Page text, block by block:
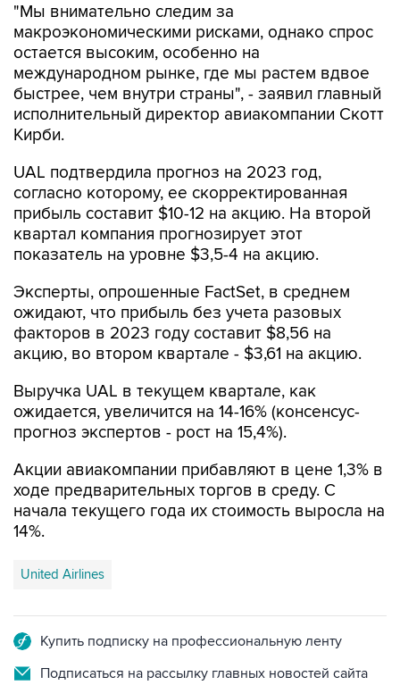
"Мы внимательно следим за
макроэкономическими рисками, однако спрос
остается высоким, особенно на
международном рынке, где мы растем вдвое
быстрее, чем внутри страны", - заявил главный
исполнительный директор авиакомпании Скотт
Кирби.
UAL подтвердила прогноз на 2023 год,
согласно которому, ее скорректированная
прибыль составит $10-12 на акцию. На второй
квартал компания прогнозирует этот
показатель на уровне $3,5-4 на акцию.
Эксперты, опрошенные FactSet, в среднем
ожидают, что прибыль без учета разовых
факторов в 2023 году составит $8,56 на
акцию, во втором квартале - $3,61 на акцию.
Выручка UAL в текущем квартале, как
ожидается, увеличится на 14-16% (консенсус-
прогноз экспертов - рост на 15,4%).
Акции авиакомпании прибавляют в цене 1,3% в
ходе предварительных торгов в среду. С
начала текущего года их стоимость выросла на
14%.
United Airlines
Купить подписку на профессиональную ленту
Подписаться на рассылку главных новостей сайта